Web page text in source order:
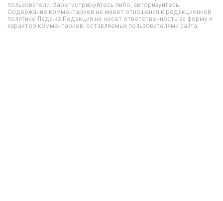
пользователи. Зарегистрируйтесь либо, авторизуйтесь.
Содержание комментариев не имеет отношения к редакционной
политике Лада.kz.Редакция не несет ответственность за форму и
характер комментариев, оставляемых пользователями сайта.